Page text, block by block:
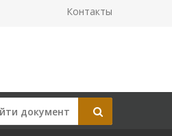
Контакты